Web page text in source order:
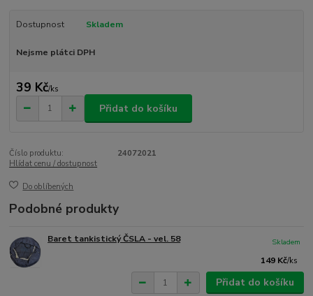
Dostupnost Skladem
Nejsme plátci DPH
39 Kč/ks
Přidat do košíku
Číslo produktu:
24072021
Hlídat cenu / dostupnost
Do oblíbených
Podobné produkty
Baret tankistický ČSLA - vel. 58
149 Kč/ks
Skladem
Přidat do košíku